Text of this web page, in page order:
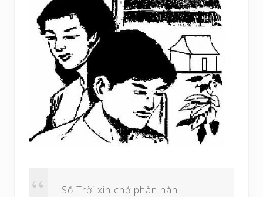
Số Trời xin chớ phàn nàn